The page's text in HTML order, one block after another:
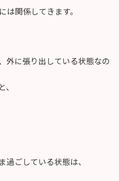
は関係してきます。
外に張り出している状態なの
、
過ごしている状態は、